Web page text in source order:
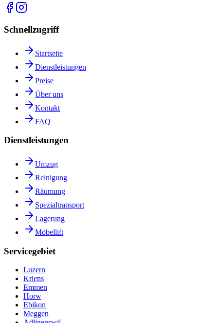
Schnellzugriff
Startseite
Dienstleistungen
Preise
Über uns
Kontakt
FAQ
Dienstleistungen
Umzug
Reinigung
Räumung
Spezialtransport
Lagerung
Möbellift
Servicegebiet
Luzern
Kriens
Emmen
Horw
Ebikon
Meggen